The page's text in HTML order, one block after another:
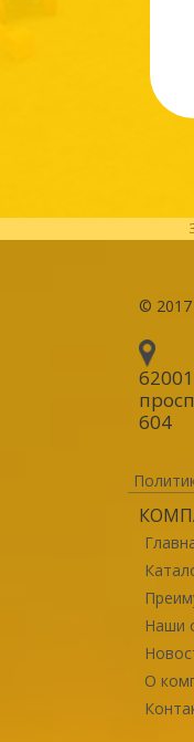
© 2017
604
Наши
О